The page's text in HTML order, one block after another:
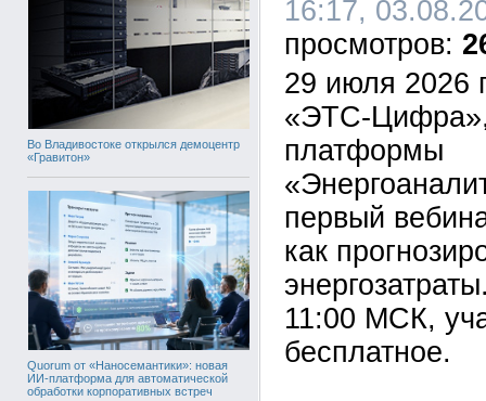
Во Владивостоке открылся демоцентр
«Гравитон»
Quorum от «Наносемантики»: новая
ИИ-платформа для автоматической
обработки корпоративных встреч
16:17,
29 июля 2026
«ЭТС-Цифра»,
платформы
первый
как
11:00 МСК,
бесплатное.